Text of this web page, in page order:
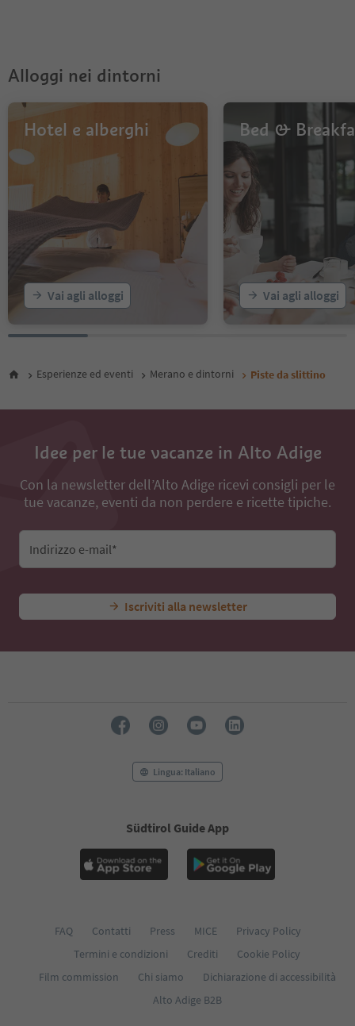
Alloggi nei dintorni
Hotel e alberghi
Vai agli alloggi
Bed &
Vai agli alloggi
Esperienze ed eventi Merano e dintorni Piste da slittino
Idee per le tue vacanze in Alto Adige
Con la newsletter dell’Alto Adige ricevi consigli per le
tue vacanze, eventi da non perdere e ricette tipiche.
Indirizzo e-mail*
Iscriviti alla newsletter
Lingua: Italiano
Südtirol Guide App
FAQ Contatti Press MICE
Privacy Policy
Termini e condizioni
Crediti
Cookie Policy
Film commission
Chi siamo
Dichiarazione di accessibilità
Alto Adige B2B